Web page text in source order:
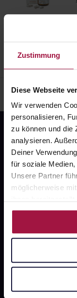
Zustimmung
Diese Webseite
Wir verwenden
personalisieren,
zu können und die
analysieren.
Deiner
für soziale
Unsere Partner
möglicherweise
Nutzung der
Fragen zu
FAQ